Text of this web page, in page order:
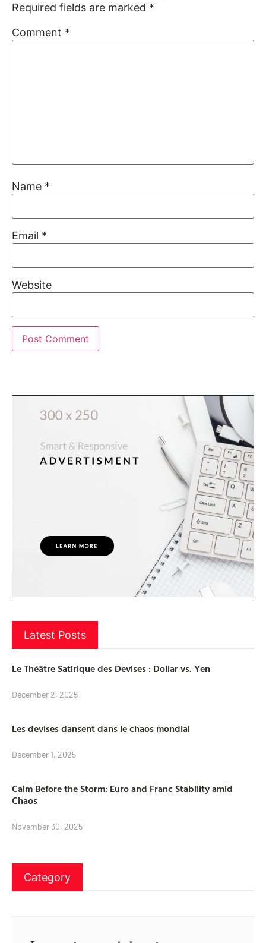
Required fields are marked *
Comment *
Name *
Email *
Website
Latest Posts
Le Théâtre Satirique des Devises : Dollar vs. Yen
December 2, 2025
Les devises dansent dans le chaos mondial
December 1, 2025
Calm Before the Storm: Euro and Franc Stability amid
Chaos
November 30, 2025
Category